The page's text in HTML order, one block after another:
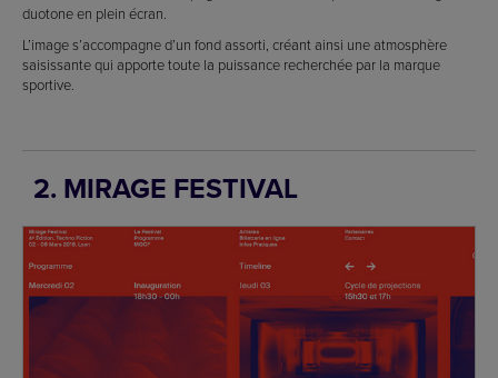
duotone en plein écran.
L’image s’accompagne d’un fond assorti, créant ainsi une atmosphère
saisissante qui apporte toute la puissance recherchée par la marque
sportive.
2. MIRAGE FESTIVAL